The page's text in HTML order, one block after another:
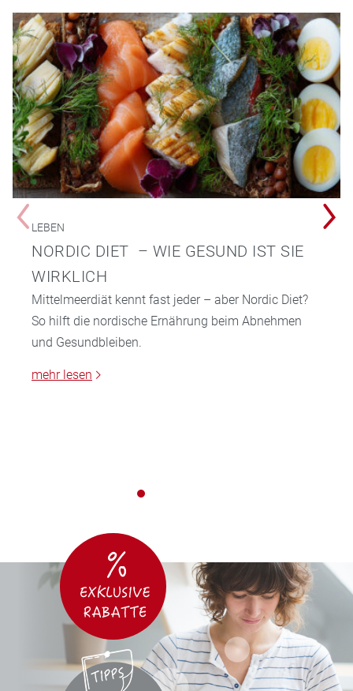
LEBEN
NORDIC DIET – WIE GESUND IST SIE
WIRKLICH
Mittelmeerdiät kennt fast jeder – aber Nordic Diet?
So hilft die nordische Ernährung beim Abnehmen
und Gesundbleiben.
mehr lesen